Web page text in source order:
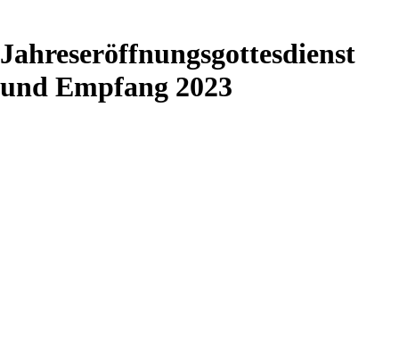
Jahreseröffnungsgottesdienst
und Empfang 2023